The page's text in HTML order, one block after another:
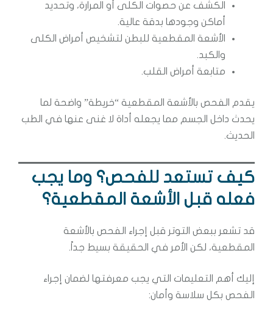
الكشف عن حصوات الكلى أو المرارة، وتحديد
أماكن وجودها بدقة عالية.
الأشعة المقطعية للبطن لتشخيص أمراض الكلى
والكبد.
متابعة أمراض القلب.
يقدم الفحص بالأشعة المقطعية “خريطة” واضحة لما
يحدث داخل الجسم مما يجعله أداة لا غنى عنها في الطب
الحديث.
كيف تستعد للفحص؟ وما يجب
فعله قبل الأشعة المقطعية؟
قد تشعر ببعض التوتر قبل إجراء الفحص بالأشعة
المقطعية، لكن الأمر في الحقيقة بسيط جداً.
إليك أهم التعليمات التي يجب معرفتها لضمان إجراء
الفحص بكل سلاسة وأمان: